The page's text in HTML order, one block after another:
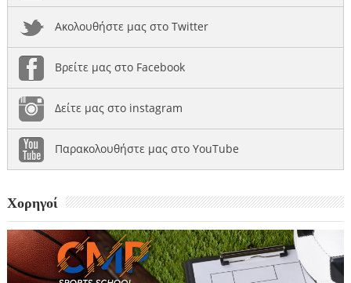
Ακολουθήστε μας στο Twitter
Βρείτε μας στο Facebook
Δείτε μας στο instagram
Παρακολουθήστε μας στο YouTube
Χορηγοί